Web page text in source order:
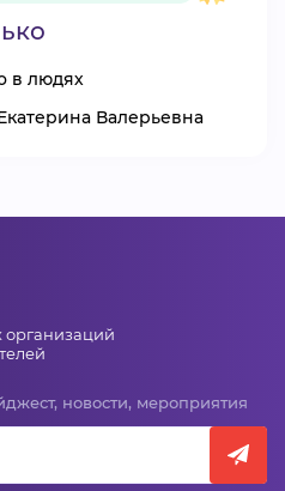
в людях
Валерьевна
организаций
новости, мероприятия